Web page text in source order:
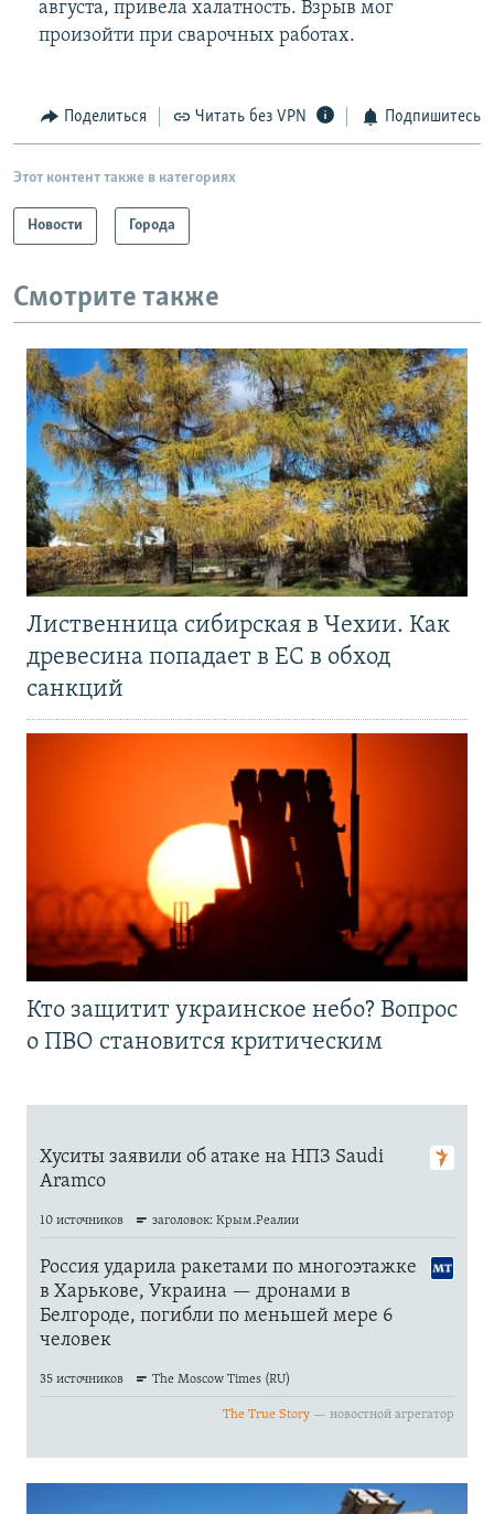
августа, привела халатность. Взрыв мог
произойти при сварочных работах.
Поделиться Читать без VPN Подпишитесь
Этот контент также в категориях
Новости Города
Смотрите также
Лиственница сибирская в Чехии. Как
древесина попадает в ЕС в обход
санкций
Кто защитит украинское небо? Вопрос
о ПВО становится критическим